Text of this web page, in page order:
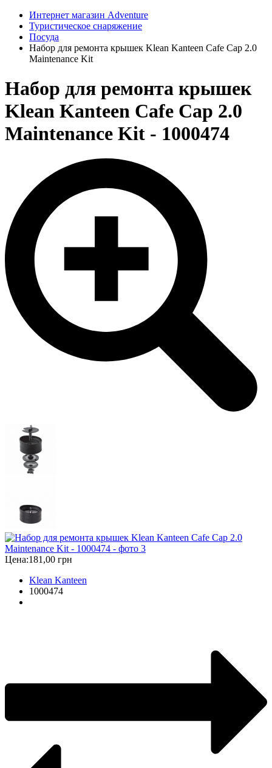
Интернет магазин Adventure
Туристическое снаряжение
Посуда
Набор для ремонта крышек Klean Kanteen Cafe Cap 2.0
Maintenance Kit
Набор для ремонта крышек
Klean Kanteen Cafe Cap 2.0
Maintenance Kit - 1000474
Цена:181,00 грн
Klean Kanteen
1000474